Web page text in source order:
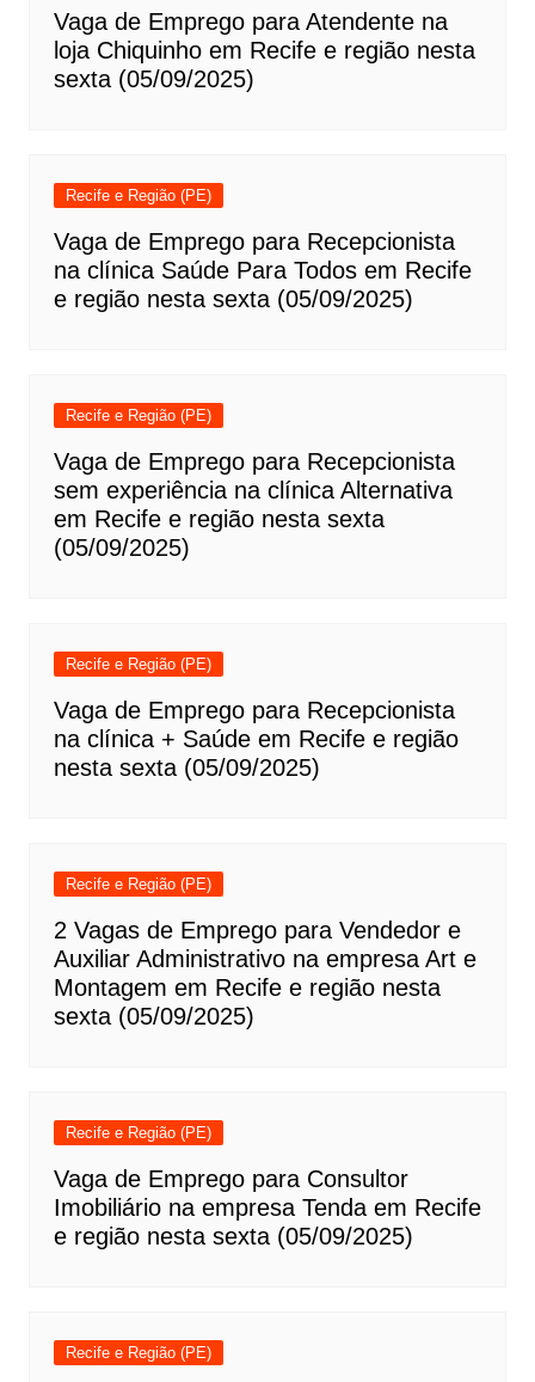
Vaga de Emprego para Atendente na
loja Chiquinho em Recife e região nesta
sexta (05/09/2025)
Recife e Região (PE)
Vaga de Emprego para Recepcionista
na clínica Saúde Para Todos em Recife
e região nesta sexta (05/09/2025)
Recife e Região (PE)
Vaga de Emprego para Recepcionista
sem experiência na clínica Alternativa
em Recife e região nesta sexta
(05/09/2025)
Recife e Região (PE)
Vaga de Emprego para Recepcionista
na clínica + Saúde em Recife e região
nesta sexta (05/09/2025)
Recife e Região (PE)
2 Vagas de Emprego para Vendedor e
Auxiliar Administrativo na empresa Art e
Montagem em Recife e região nesta
sexta (05/09/2025)
Recife e Região (PE)
Vaga de Emprego para Consultor
Imobiliário na empresa Tenda em Recife
e região nesta sexta (05/09/2025)
Recife e Região (PE)